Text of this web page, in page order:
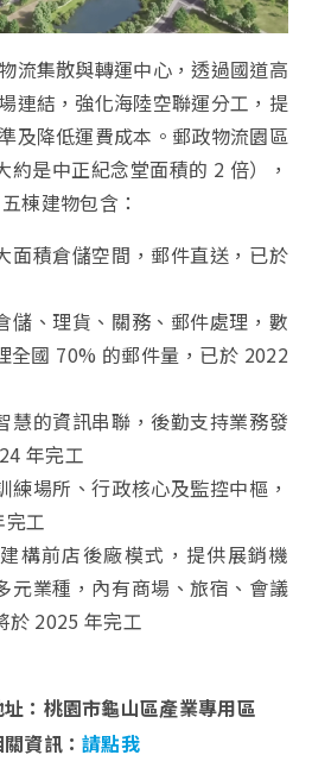
流集散與轉運中心，透過國道高
連結，強化海陸空聯運分工，提
及降低運費成本。郵政物流園區
約是中正紀念堂面積的 2 倍），
棟建物包含：
面積倉儲空間，郵件直送，已於
儲、理貨、關務、郵件處理，數
全國 70% 的郵件量，已於 2022
慧的資訊串聯，後勤支持業務發
年完工
練場所、行政核心及監控中樞，
工
構前店後廠模式，提供展銷機
元業種，內有商場、旅宿、會議
於 2025 年完工
：桃園市龜山區產業專用區
資訊：請點我